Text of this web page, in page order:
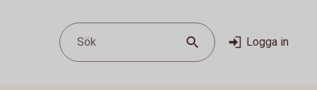
Sök Logga in